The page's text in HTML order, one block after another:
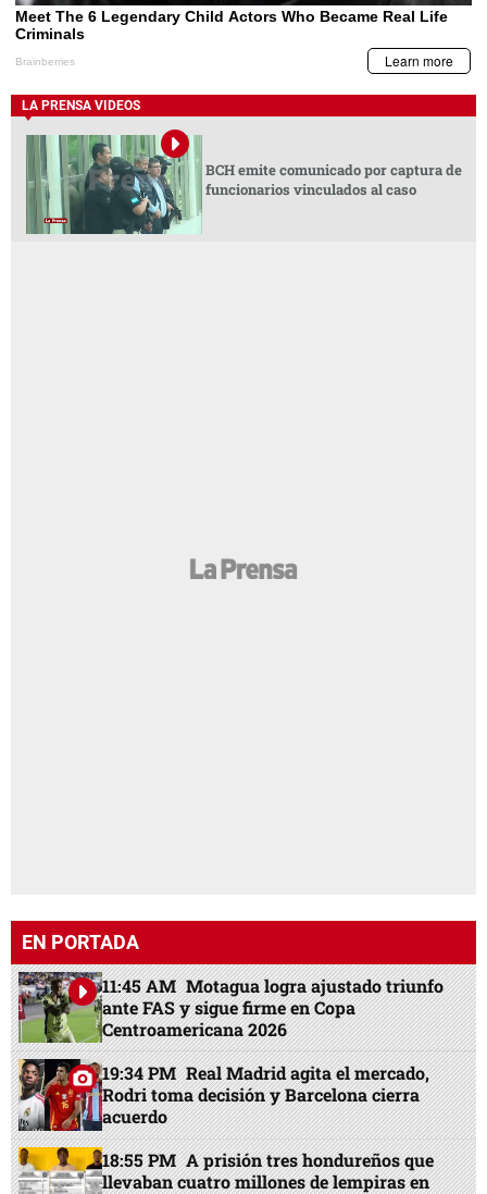
LA PRENSA VIDEOS
BCH emite comunicado por captura de
funcionarios vinculados al caso
EN PORTADA
11:45 AM Motagua logra ajustado triunfo
ante FAS y sigue firme en Copa
Centroamericana 2026
19:34 PM Real Madrid agita el mercado,
Rodri toma decisión y Barcelona cierra
acuerdo
18:55 PM A prisión tres hondureños que
llevaban cuatro millones de lempiras en